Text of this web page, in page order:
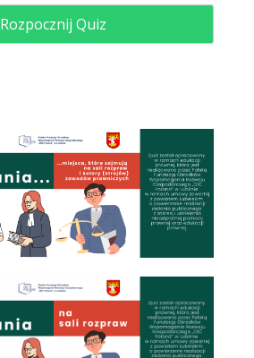
Rozpocznij Quiz